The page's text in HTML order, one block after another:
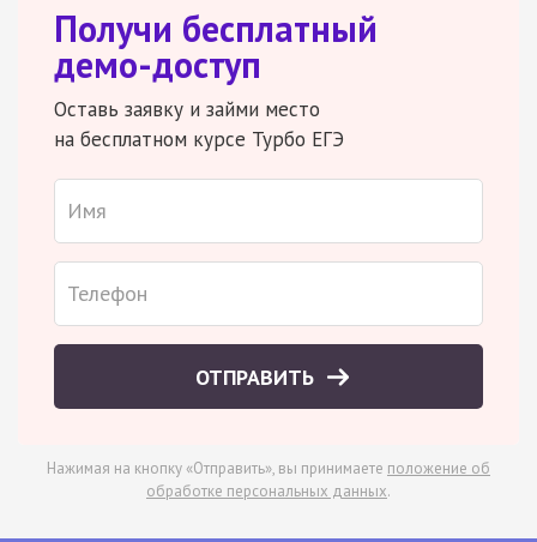
Получи бесплатный
демо-доступ
Оставь заявку и займи место
на бесплатном курсе Турбо ЕГЭ
ОТПРАВИТЬ
Нажимая на кнопку «Отправить», вы принимаете положение об
обработке персональных данных.